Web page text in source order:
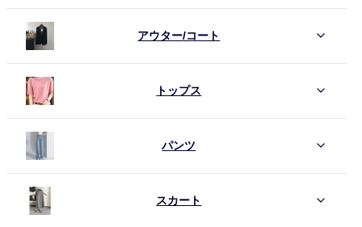
アウター/コート
トップス
パンツ
スカート